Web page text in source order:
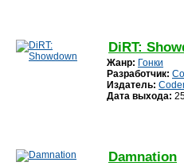
DiRT:
Жанр: Гонки
Разработчик:
Издатель:
Дата выхода:
Damnation